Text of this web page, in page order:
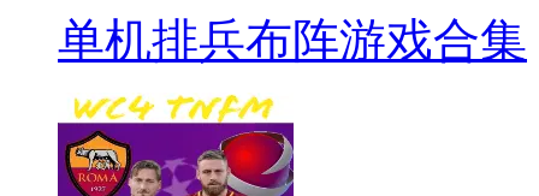
单机排兵布阵游戏合集